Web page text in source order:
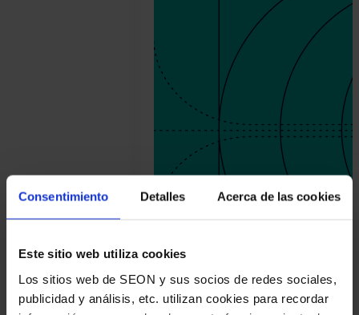
Consentimiento Detalles Acerca de las cookies
Este sitio web utiliza cookies
Los sitios web de SEON y sus socios de redes sociales,
publicidad y análisis, etc. utilizan cookies para recordar